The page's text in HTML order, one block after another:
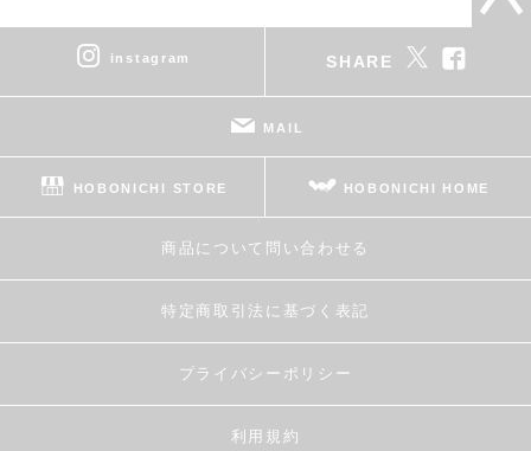
instagram SHARE
MAIL
HOBONICHI STORE HOBONICHI HOME
商品について問い合わせる
特定商取引法に基づく表記
プライバシーポリシー
利用規約